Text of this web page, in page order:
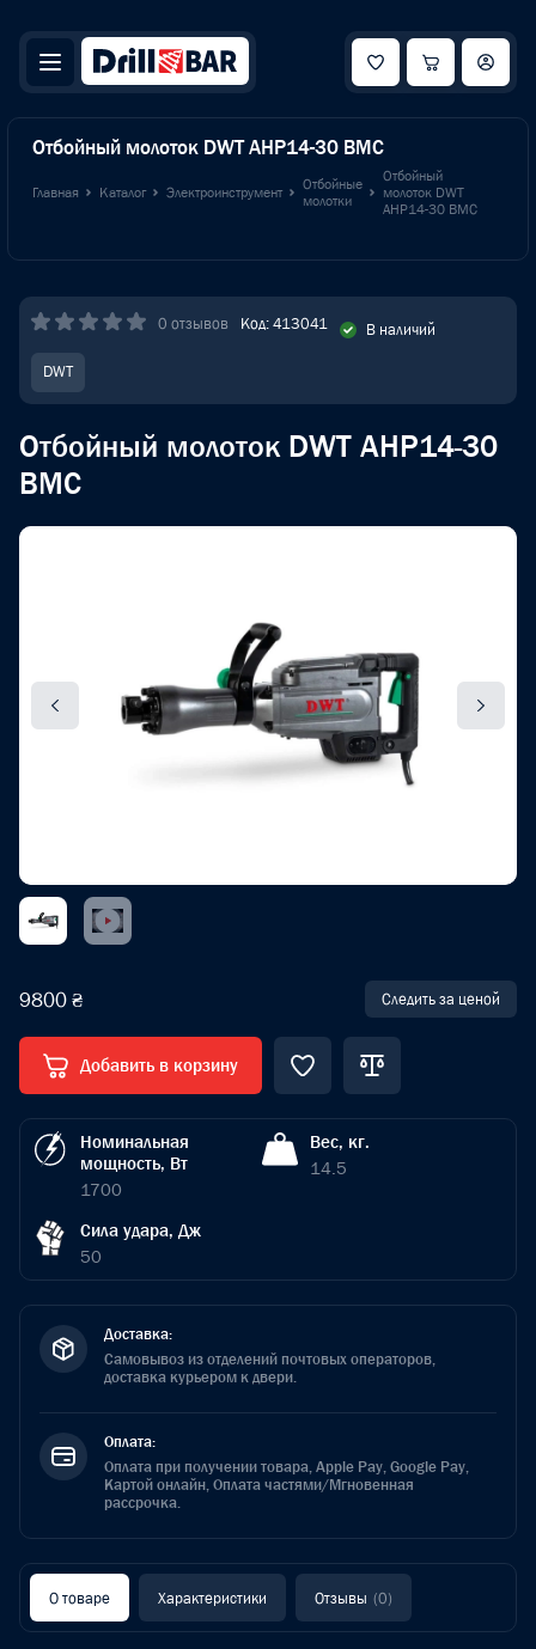
Отбойный молоток DWT AHP14-30 BMC
Главная Каталог Электроинструмент
Отбойные
молотки
Отбойный
молоток DWT
AHP14-30 BMC
0 отзывов Код: 413041 В наличий
DWT
Отбойный молоток DWT AHP14-30
BMC
9800 ₴ Следить за ценой
Добавить в корзину
Номинальная
мощность, Вт
1700
Вес, кг.
14.5
Сила удара, Дж
50
Доставка:
Самовывоз из отделений почтовых операторов,
доставка курьером к двери.
Оплата:
Оплата при получении товара, Apple Pay, Google Pay,
Картой онлайн, Оплата частями/Мгновенная
рассрочка.
О товаре Характеристики Отзывы (0)